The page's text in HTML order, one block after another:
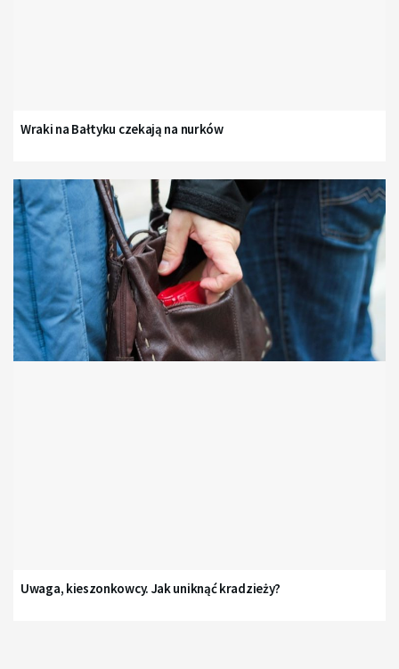
Wraki na Bałtyku czekają na nurków
Uwaga, kieszonkowcy. Jak uniknąć kradzieży?